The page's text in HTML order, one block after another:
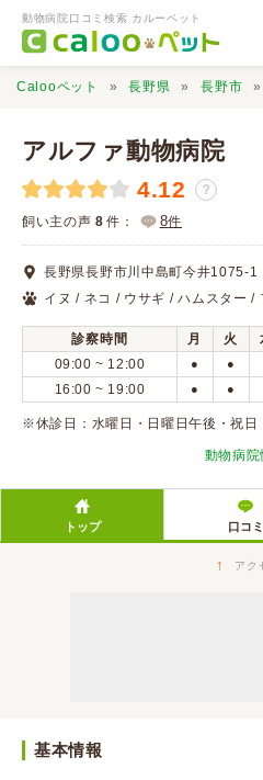
動物病院口コミ検索 カルーペット
動物病院検索
口コミ検索
Calooペットとは？
口コミ投稿
Calooペット 長野県 長野市
アルファ動物病院
4.12 ？
飼い主の声 8 件： 8件
長野県長野市川中島町今井1075-1
イヌ / ネコ / ウサギ / ハムスター /
診察時間 月 火
09:00 ~ 12:00
● ●
16:00 ~ 19:00 ● ●
※休診日：水曜日・日曜日午後・祝
動物病院
トップ 口コミ
↑ ア
基本情報